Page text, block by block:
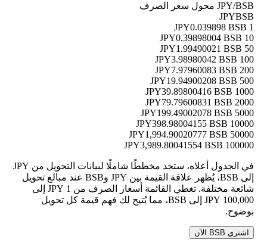
JPY/BSB محول سعر الصرف
JPYBSB
1 JPY
0.039898 BSB
10 JPY
0.39898004 BSB
50 JPY
1.99490021 BSB
100 JPY
3.98980042 BSB
200 JPY
7.97960083 BSB
500 JPY
19.94900208 BSB
1000 JPY
39.89800416 BSB
2000 JPY
79.79600831 BSB
5000 JPY
199.49002078 BSB
10000 JPY
398.98004155 BSB
50000 JPY
1,994.90020777 BSB
100000 JPY
3,989.80041554 BSB
في الجدول أعلاه، ستجد مخططًا شاملًا لبيانات التحويل من JPY
إلى BSB، يُظهر علاقة القيمة بين JPY وBSB عند مبالغ تحويل
شائعة مختلفة. تغطي القائمة أسعار الصرف من 1 JPY إلى
100,000 JPY إلى BSB، مما يُتيح لك فهم قيمة كل تحويل
بوضوح.
اشتري BSB الآن